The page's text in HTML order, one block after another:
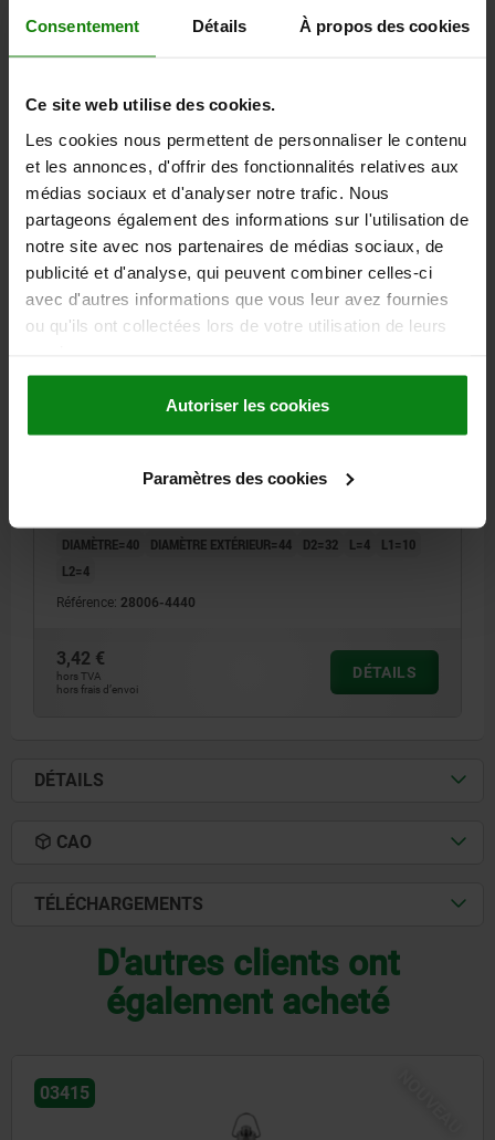
Consentement Détails À propos des cookies
Ce site web utilise des cookies.
Les cookies nous permettent de personnaliser le contenu
et les annonces, d'offrir des fonctionnalités relatives aux
médias sociaux et d'analyser notre trafic. Nous
partageons également des informations sur l'utilisation de
notre site avec nos partenaires de médias sociaux, de
publicité et d'analyse, qui peuvent combiner celles-ci
avec d'autres informations que vous leur avez fournies
ou qu'ils ont collectées lors de votre utilisation de leurs
Autoriser les cookies
Paramètres des cookies
VOYANT DE NIVEAU D HUILE EMMANCHÉ AVEC
RÉFLECTEUR, D1=38, D=42, THERMOPLASTIQUE
L2=4
Référence: 28006-4238
2,82 €
hors TVA
hors frais d’envoi
DÉTAILS
28006
VOYANT DE NIVEAU D HUILE EMMANCHÉ AVEC
DIAMÈTRE=40 DIAMÈTRE EXTÉRIEUR=44 D2=32 L=4
L1=10
L2=4
Référence: 28006-4440
3,42 €
hors TVA
hors frais d’envoi
DÉTAILS
DÉTAILS
CAO
TÉLÉCHARGEMENTS
D'autres clients ont
également acheté